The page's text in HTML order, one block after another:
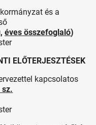
és a
,éves összefoglaló)
ELŐTERJESZTÉSEK
kapcsolatos